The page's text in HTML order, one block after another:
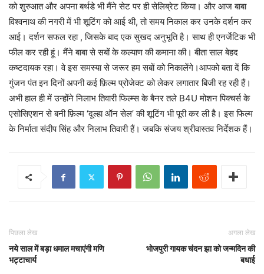
को शुरुआत और अपना बर्थडे भी मैंने सेट पर ही सेलिब्रेट किया। और आज बाबा
विश्वनाथ की नगरी में भी शूटिंग को आई थी, तो समय निकाल कर उनके दर्शन कर
आई। दर्शन सफल रहा , जिसके बाद एक सुखद अनुभूति है। साथ ही एनर्जेटिक भी
फील कर रही हूं। मैंने बाबा से सबों के कल्याण की कमाना की। बीता साल बेहद
कष्टदायक रहा। वे इस समस्या से जरूर हम सबों को निकालेंगे।आपको बता दें कि
गुंजन पंत इन दिनों अपनी कई फ़िल्म प्रोजेक्ट को लेकर लगातार बिजी रह रही हैं।
अभी हाल ही में उन्होंने निलाभ तिवारी फिल्‍म्स के बैनर तले B4U मोशन पिक्‍चर्स के
एसोसिएशन से बनी फ़िल्म ‘दूल्‍हा ऑन सेल’ की शूटिंग भी पूरी कर ली है। इस फिल्‍म
के निर्माता संदीप सिंह और निलाभ तिवारी हैं। जबकि संजय श्रीवास्‍तव निर्देशक हैं।
पिछला लेख
नये साल में बड़ा धमाल मचाएंगी मणि
भट्टाचार्य
अगला लेख
भोजपुरी गायक चंदन झा को जन्मदिन की
बधाई